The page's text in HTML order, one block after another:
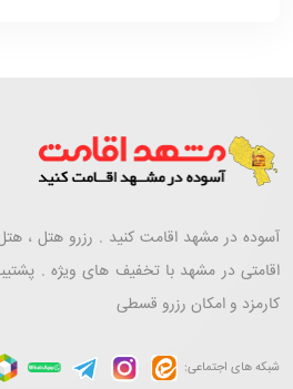
آسوده در مشهد اقامت کنید . رزرو هتل ،
کارمزد و امکان رزرو قسطی
شبکه های اجتماعی: